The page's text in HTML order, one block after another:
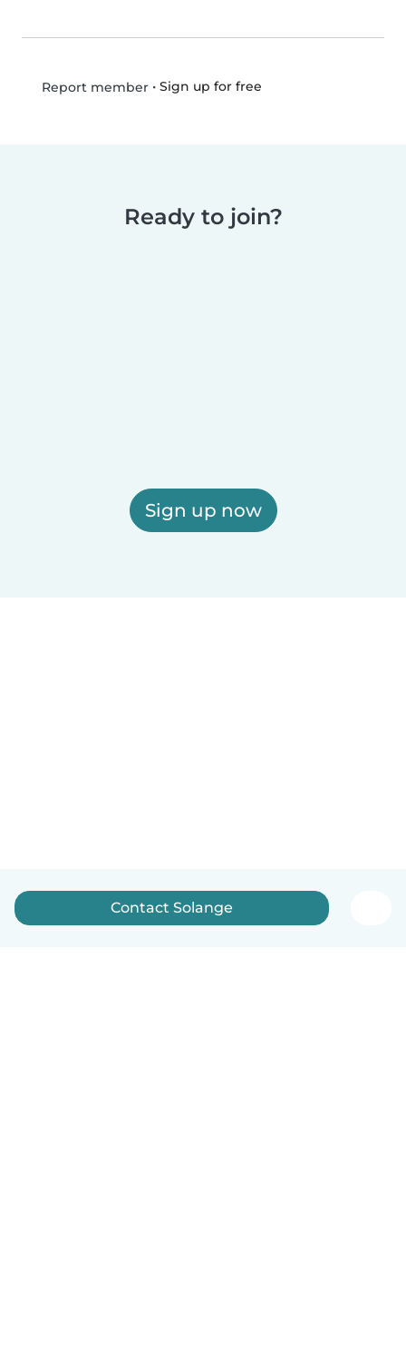
Report member• Sign up for free
Ready to join?
Sign up now
Contact Solange